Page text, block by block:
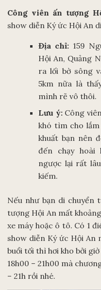
Công viên ấn tượng
show diễn Ký ức Hội An
Địa chỉ: 159
Hội An, Quảng
ra lối bờ sông
5km nữa là
mình rẽ vô thôi.
Lưu ý:Công
khó tìm cho
khuất bạn nên
đến chạy hoài
ngược lại rất
kiếm.
Nếu như bạn di chuyển
tượng Hội An mất
xe máy hoặc ô tô. Có 1
show diễn Ký ức Hội An
buổi tối thì hơi kho bởi
18h00 – 21h00 mà
– 21h rồi nhé.